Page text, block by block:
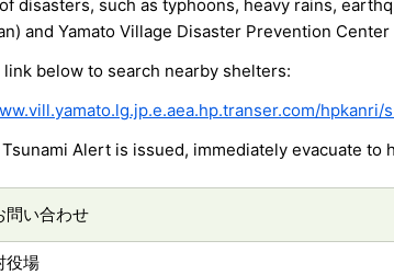
disasters, such as typhoons, heavy rains,
and Yamato Village Disaster Prevention
link below to search nearby shelters:
hpkanri/
Tsunami Alert is issued, immediately evacuate to
問い合わせ
役場